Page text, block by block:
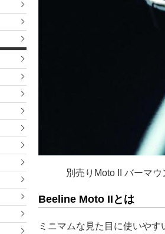
別売りMoto II バーマ
Beeline Moto IIとは
ミニマムな見た目に使いや